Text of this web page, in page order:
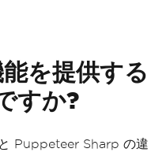
を提供する
すか?
Puppeteer Sharp の違